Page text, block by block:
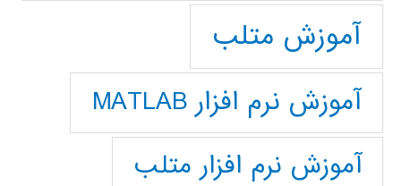
آموزش متلب
آموزش نرم افزار MATLAB
آموزش نرم افزار متلب